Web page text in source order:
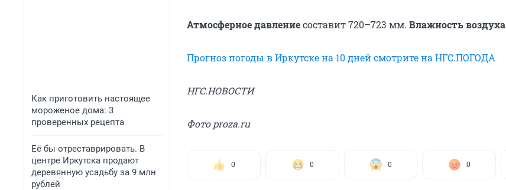
Как приготовить настоящее
мороженое дома: 3
проверенных рецепта
Её бы отреставрировать. В
центре Иркутска продают
деревянную усадьбу за 9 млн
рублей
Атмосферное давлениесоставит 720–723 мм. Влажность воздуха
Прогноз погоды в Иркутске на 10 дней смотрите на НГС.ПОГОДА
НГС.НОВОСТИ
Фото proza.ru
0 0 0 0